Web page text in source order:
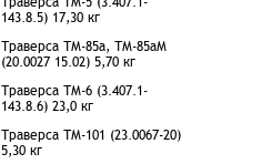
143.8.5) 17,30 кг
Траверса ТМ-85а, ТМ-85аМ
(20.0027 15.02) 5,70 кг
Траверса ТМ-6 (3.407.1-
143.8.6) 23,0 кг
Траверса ТМ-101 (23.0067-20)
5,30 кг